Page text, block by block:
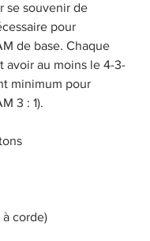
se souvenir de
pour
de base. Chaque
avoir au moins le 4-3-
minimum pour
3 : 1).
à corde)